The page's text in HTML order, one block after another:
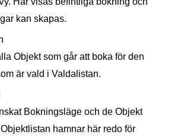
kan skapas.
Objekt som går att boka för den
är vald i Valdalistan.
Bokningsläge och de Objekt
hamnar här redo för